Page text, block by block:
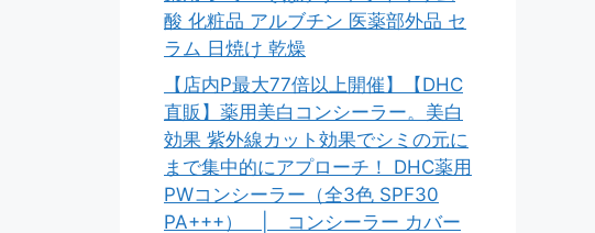
酸 化粧品 アルブチン 医薬部外品 セ
ラム 日焼け 乾燥
【店内P最大77倍以上開催】【DHC
直販】薬用美白コンシーラー。美白
効果 紫外線カット効果でシミの元に
まで集中的にアプローチ！ DHC薬用
PWコンシーラー（全3色 SPF30
PA+++） | コンシーラー カバー